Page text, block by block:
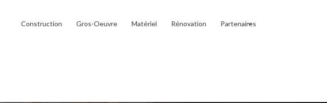
Construction Gros-Oeuvre Matériel Rénovation Partenaires